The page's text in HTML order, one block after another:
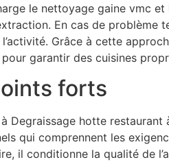
le nettoyage gaine vmc
En cas de
Grâce à cette
garantir des cuisines
forts
Degraissage hotte
qui comprennent les
il conditionne la qualité de